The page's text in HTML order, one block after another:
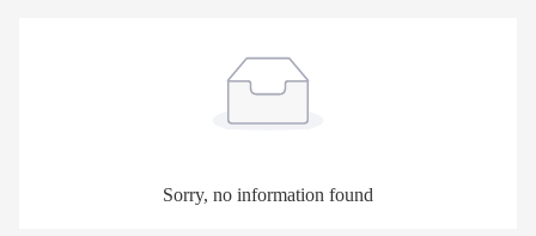
Sorry, no information found